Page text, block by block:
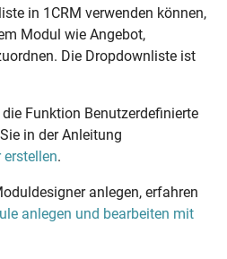
in 1CRM verwenden können,
Modul wie Angebot,
Die Dropdownliste ist
Funktion Benutzerdefinierte
in der Anleitung
erstellen.
anlegen, erfahren
anlegen und bearbeiten mit